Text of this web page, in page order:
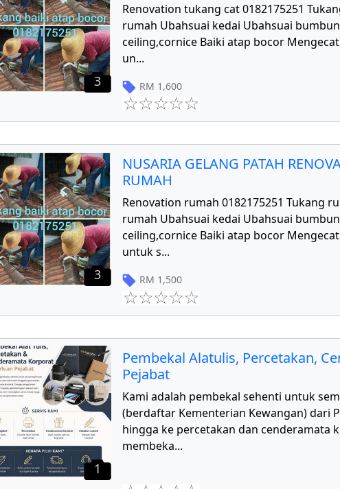
3
Renovation tukang cat 0182175251
rumah Ubahsuai kedai Ubahsuai
ceiling,cornice Baiki atap bocor
un...
RM 1,600
3
NUSARIA GELANG PATAH
RUMAH
Renovation rumah 0182175251 Tukang
rumah Ubahsuai kedai Ubahsuai
ceiling,cornice Baiki atap bocor
untuk s...
RM 1,500
1
Pembekal Alatulis, Percetakan,
Pejabat
Kami adalah pembekal sehenti untuk
(berdaftar Kementerian Kewangan) dari
hingga ke percetakan dan cenderamata
membeka...